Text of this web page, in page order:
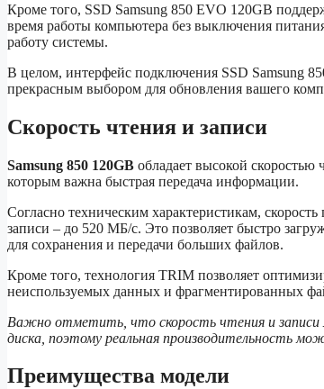
Кроме того, SSD Samsung 850 EVO 120GB
время работы компьютера без выключения
работу системы.
В целом, интерфейс подключения SSD Samsung
прекрасным выбором для обновления вашего
Скорость чтения и записи
Samsung 850 120GB обладает высокой скоростью
которым важна быстрая передача информации.
Согласно техническим характеристикам,
записи – до 520 МБ/с. Это позволяет быстро
для сохранения и передачи больших файлов.
Кроме того, технология TRIM позволяет
неиспользуемых данных и фрагментированных
Важно отметить, что скорость чтения и записи
диска, поэтому реальная производительность
Преимущества модели